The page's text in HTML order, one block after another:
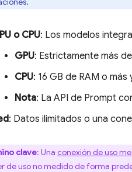
o CPU: Los modelos
GPU: Estrictamente más
CPU: 16 GB de RAM o
Nota: La API de Prompt
: Datos ilimitados o una
clave: Una conexión de uso
de uso no medido de forma